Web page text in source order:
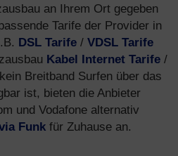
an Ihrem Ort gegeben
Tarife der Provider in
DSL Tarife / VDSL Tarife
Kabel Internet Tarife /
Breitband Surfen über das
ist, bieten die Anbieter
und Vodafone alternativ
Funk für Zuhause an.